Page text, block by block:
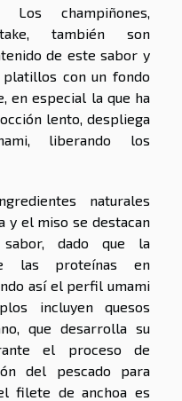
champiñones,
también son
de este sabor y
platillos con un fondo
en especial la que ha
lento, despliega
liberando los
naturales
y el miso se destacan
dado que la
las proteínas en
así el perfil umami
incluyen quesos
que desarrolla su
el proceso de
del pescado para
filete de anchoa es